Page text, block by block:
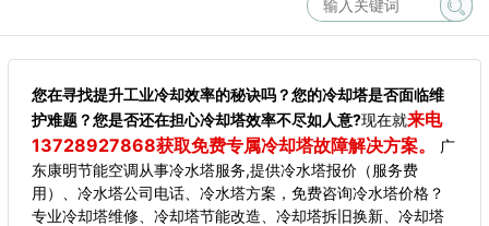
您在寻找提升工业冷却效率的秘诀吗？您的冷却塔是否面临维
护难题？您是否还在担心冷却塔效率不尽如人意?现在就来电
13728927868获取免费专属冷却塔故障解决方案。
广
东康明节能空调从事冷水塔服务,提供冷水塔报价（服务费
用）、冷水塔公司电话、冷水塔方案，免费咨询冷水塔价格？
专业冷却塔维修、冷却塔节能改造、冷却塔拆旧换新、冷却塔